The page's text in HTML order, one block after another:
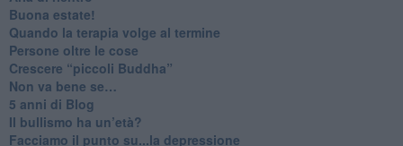
Buona estate!
​Quando la terapia volge al termine
​Persone oltre le cose
​Crescere “piccoli Buddha”
Non va bene se…
​5 anni di Blog
​Il bullismo ha un’età?
Facciamo il punto su...la depressione